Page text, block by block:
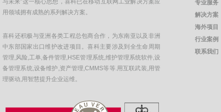
用领域拥有成熟的系列解决方案。
喜科还积极与亚洲各类工程总包商合作，为东南亚以及非洲
中东部国家出口维护改进项目。喜科主要涉及到全生命周期
管理,风险,工单,备件管理,HSE管理系统,维护管理系统软件,设
备管理系统,设备维护,资产管理,CMMS等等.用互联武装,用管
理驱动,用智慧提升企业运维。
专业服务
解决方案
海外项目
行业案例
联系我们